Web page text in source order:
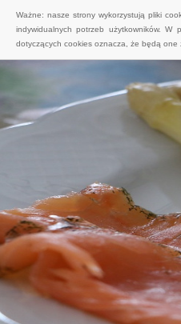
Ważne: nasze strony wykorzystują pliki
indywidualnych potrzeb użytkowników. W
dotyczących cookies oznacza, że będą one